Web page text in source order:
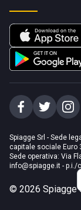
Spiagge Srl - Sede
capitale sociale Euro
Sede operativa: Via
info@spiagge.it - p.i./
© 2026 Spiagge